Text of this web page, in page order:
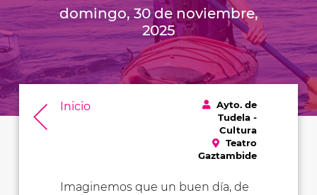
domingo, 30 de noviembre,
2025
Inicio
Ayto. de
Tudela -
Cultura
Teatro
Gaztambide
Imaginemos que un buen día, de